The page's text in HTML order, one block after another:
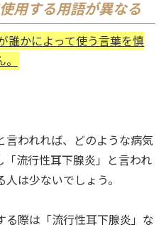
用する用語が異なる
誰かによって使う言葉を慎
言われれば、どのような病気
流行性耳下腺炎」と言われ
は少ないでしょう。
る際は「流行性耳下腺炎」な